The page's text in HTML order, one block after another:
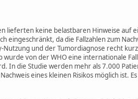
lieferten keine belastbaren Hinweise
eingeschränkt, da die Fallzahlen zum
und der Tumordiagnose recht
wurde von der WHO eine internationale
In die Studie werden mehr als 7.000
eines kleinen Risikos möglich ist.